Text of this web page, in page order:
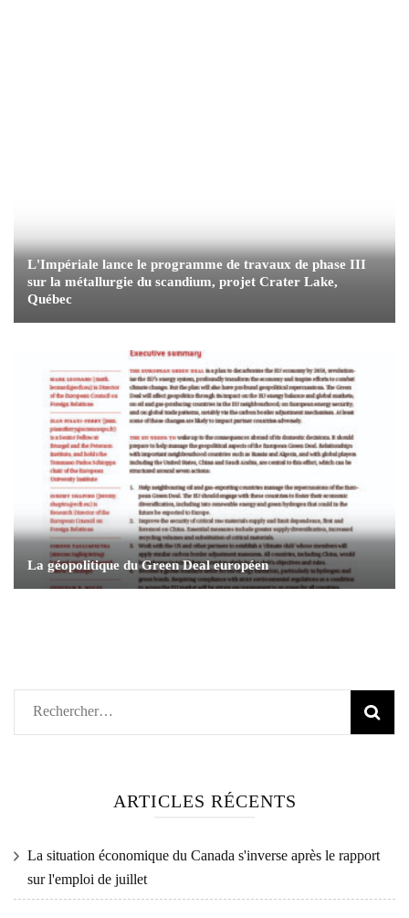
L'Impériale lance le programme de travaux de phase III
sur la métallurgie du scandium, projet Crater Lake,
Québec
La géopolitique du Green Deal européen
Rechercher :
ARTICLES RÉCENTS
La situation économique du Canada s'inverse après le rapport
sur l'emploi de juillet